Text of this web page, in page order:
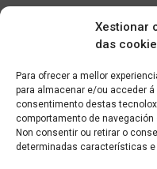
Xestionar
das
Para ofrecer a mellor
para almacenar e/ou acceder
consentimento destas
comportamento de
Non consentir ou retirar o
determinadas características